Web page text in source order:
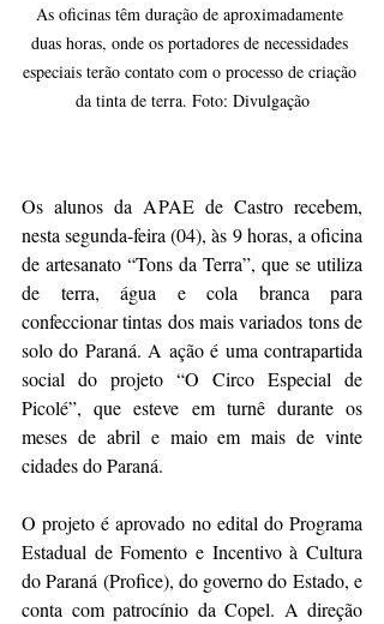
As oficinas têm duração de aproximadamente
duas horas, onde os portadores de necessidades
especiais terão contato com o processo de criação
da tinta de terra. Foto: Divulgação
Os alunos da APAE de Castro recebem,
nesta segunda-feira (04), às 9 horas, a oficina
de artesanato “Tons da Terra”, que se utiliza
de terra, água e cola branca para
confeccionar tintas dos mais variados tons de
solo do Paraná. A ação é uma contrapartida
social do projeto “O Circo Especial de
Picolé”, que esteve em turnê durante os
meses de abril e maio em mais de vinte
cidades do Paraná.
O projeto é aprovado no edital do Programa
Estadual de Fomento e Incentivo à Cultura
do Paraná (Profice), do governo do Estado, e
conta com patrocínio da Copel. A direção